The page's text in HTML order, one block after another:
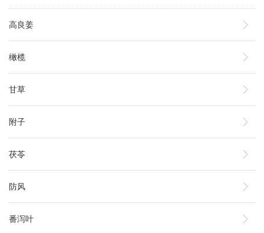
高良姜
橄榄
甘草
附子
茯苓
防风
番泻叶